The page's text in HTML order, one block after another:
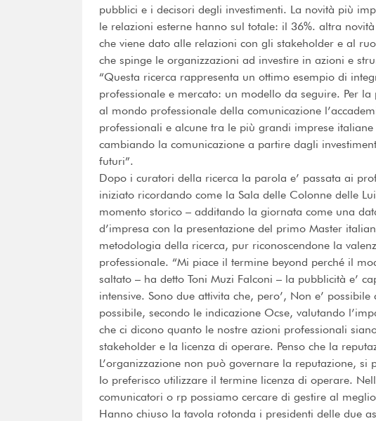
pubblici e i decisori degli investimenti. La novità più
le relazioni esterne hanno sul totale: il 36%. altra
che viene dato alle relazioni con gli stakeholder e al
che spinge le organizzazioni ad investire in azioni e
“Questa ricerca rappresenta un ottimo esempio di
professionale e mercato: un modello da seguire. Per
al mondo professionale della comunicazione
professionali e alcune tra le più grandi imprese
cambiando la comunicazione a partire dagli
futuri”.
Dopo i curatori della ricerca la parola e’ passata ai
iniziato ricordando come la Sala delle Colonne delle
momento storico – additando la giornata come una
d’impresa con la presentazione del primo Master
metodologia della ricerca, pur riconoscendone la
professionale. “Mi piace il termine beyond perché il
saltato – ha detto Toni Muzi Falconi – la pubblicità e’
intensive. Sono due attivita che, pero’, Non e’
possibile, secondo le indicazione Ocse, valutando
che ci dicono quanto le nostre azioni professionali
stakeholder e la licenza di operare. Penso che la
L’organizzazione non può governare la reputazione,
Io preferisco utilizzare il termine licenza di operare.
comunicatori o rp possiamo cercare di gestire al
Hanno chiuso la tavola rotonda i presidenti delle due